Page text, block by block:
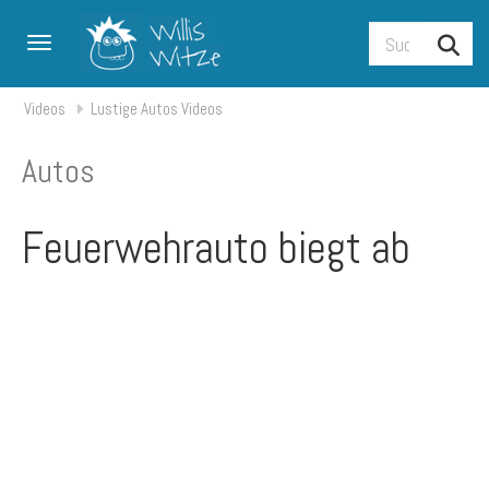
Toggle navigation
Videos Lustige Autos Videos
Autos
Feuerwehrauto biegt ab